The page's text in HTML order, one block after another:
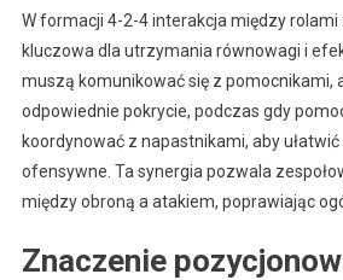
W formacji 4-2-4 interakcja między
kluczowa dla utrzymania równowagi i
muszą komunikować się z pomocnikami,
odpowiednie pokrycie, podczas gdy
koordynować z napastnikami, aby
ofensywne. Ta synergia pozwala
między obroną a atakiem, poprawiając
Znaczenie